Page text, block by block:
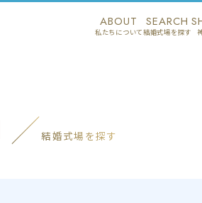
ABOUT
私たちについて
SEARCH
結婚式場を探す
結婚式場を探す